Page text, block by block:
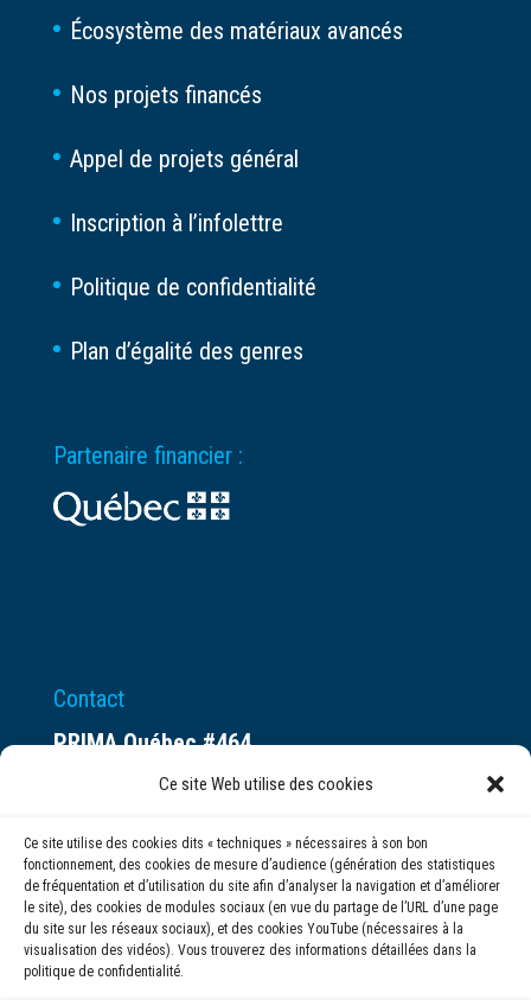
Ce site Web utilise des cookies
Ce site utilise des cookies dits « techniques » nécessaires à son bon
fonctionnement, des cookies de mesure d’audience (génération des statistiques
de fréquentation et d’utilisation du site afin d’analyser la navigation et d’améliorer
le site), des cookies de modules sociaux (en vue du partage de l’URL d’une page
du site sur les réseaux sociaux), et des cookies YouTube (nécessaires à la
visualisation des vidéos). Vous trouverez des informations détaillées dans la
politique de confidentialité.
Écosystème des matériaux avancés
Nos projets financés
Appel de projets général
Inscription à l’infolettre
Politique de confidentialité
Plan d’égalité des genres
Partenaire financier :
Contact
PRIMA Québec #464
Espace ax.c
Montréal (QC) H3C 0B4
(514) 284-0211